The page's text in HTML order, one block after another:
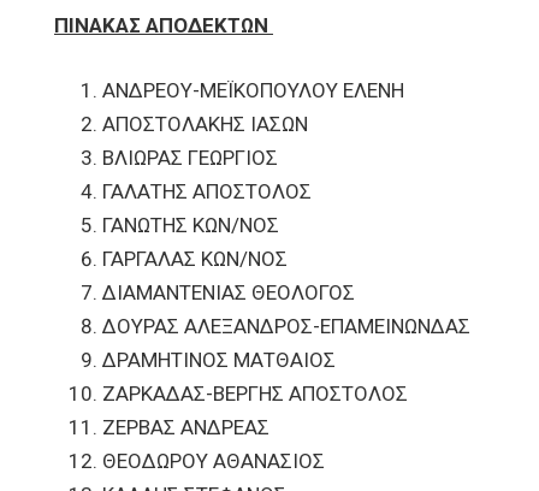
ΠΙΝΑΚΑΣ ΑΠΟΔΕΚΤΩΝ
ΑΝΔΡΕΟΥ-ΜΕΪΚΟΠΟΥΛΟΥ ΕΛΕΝΗ
ΑΠΟΣΤΟΛΑΚΗΣ ΙΑΣΩΝ
ΒΛΙΩΡΑΣ ΓΕΩΡΓΙΟΣ
ΓΑΛΑΤΗΣ ΑΠΟΣΤΟΛΟΣ
ΓΑΝΩΤΗΣ ΚΩΝ/ΝΟΣ
ΓΑΡΓΑΛΑΣ ΚΩΝ/ΝΟΣ
ΔΙΑΜΑΝΤΕΝΙΑΣ ΘΕΟΛΟΓΟΣ
ΔΟΥΡΑΣ ΑΛΕΞΑΝΔΡΟΣ-ΕΠΑΜΕΙΝΩΝΔΑΣ
ΔΡΑΜΗΤΙΝΟΣ ΜΑΤΘΑΙΟΣ
ΖΑΡΚΑΔΑΣ-ΒΕΡΓΗΣ ΑΠΟΣΤΟΛΟΣ
ΖΕΡΒΑΣ ΑΝΔΡΕΑΣ
ΘΕΟΔΩΡΟΥ ΑΘΑΝΑΣΙΟΣ